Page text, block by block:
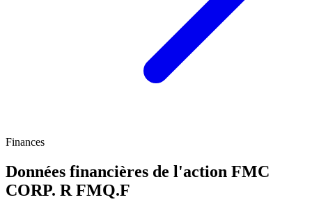
Finances
Données financières de l'action FMC
CORP. R FMQ.F